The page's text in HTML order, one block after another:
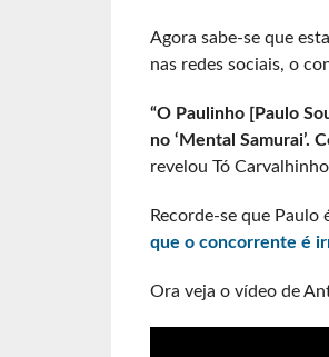
Agora sabe-se que
nas redes sociais, o
“O Paulinho [Paulo
no ‘Mental Samurai’.
revelou Tó
Recorde-se que Paulo
que o concorrente é
Ora veja o vídeo de